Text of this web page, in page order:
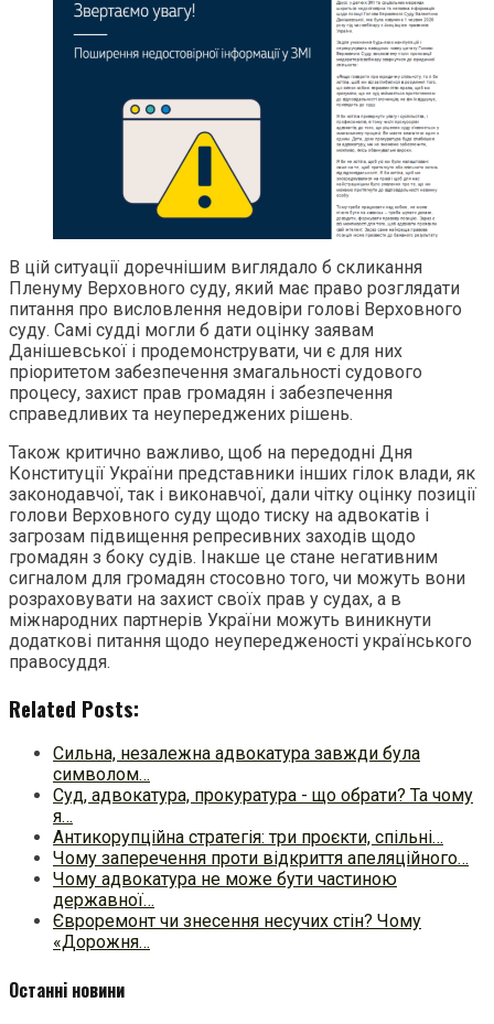
В цій ситуації доречнішим виглядало б скликання
Пленуму Верховного суду, який має право розглядати
питання про висловлення недовіри голові Верховного
суду. Самі судді могли б дати оцінку заявам
Данішевської і продемонструвати, чи є для них
пріоритетом забезпечення змагальності судового
процесу, захист прав громадян і забезпечення
справедливих та неупереджених рішень.
Також критично важливо, щоб на передодні Дня
Конституції України представники інших гілок влади, як
законодавчої, так і виконавчої, дали чітку оцінку позиції
голови Верховного суду щодо тиску на адвокатів і
загрозам підвищення репресивних заходів щодо
громадян з боку судів. Інакше це стане негативним
сигналом для громадян стосовно того, чи можуть вони
розраховувати на захист своїх прав у судах, а в
міжнародних партнерів України можуть виникнути
додаткові питання щодо неупередженості українського
правосуддя.
Related Posts:
Сильна, незалежна адвокатура завжди була
символом…
Суд, адвокатура, прокуратура - що обрати? Та чому
я…
Антикорупційна стратегія: три проєкти, спільні…
Чому заперечення проти відкриття апеляційного…
Чому адвокатура не може бути частиною
державної…
Євроремонт чи знесення несучих стін? Чому
«Дорожня…
Останні новини